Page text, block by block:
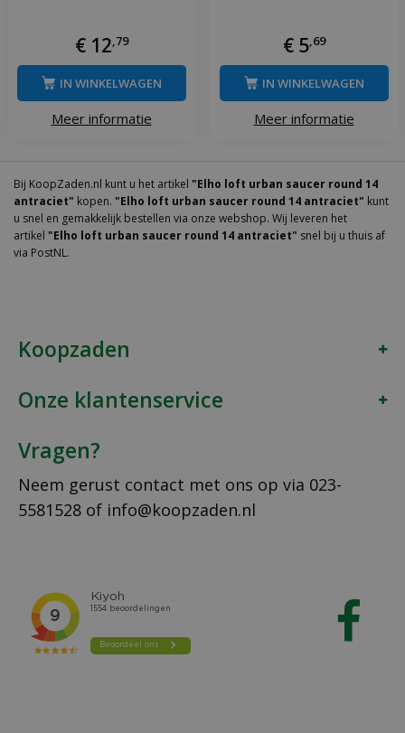
€ 12 79
Meer informatie
IN WINKELWAGEN
€ 5 69
Meer informatie
IN WINKELWAGEN
Bij KoopZaden.nl kunt u het artikel "Elho loft urban saucer round 14
antraciet" kopen. "Elho loft urban saucer round 14 antraciet" kunt
u snel en gemakkelijk bestellen via onze webshop. Wij leveren het
artikel "Elho loft urban saucer round 14 antraciet" snel bij u thuis af
via PostNL.
Koopzaden
Onze klantenservice
Vragen?
Neem gerust contact met ons op via 023-
5581528 of info@koopzaden.nl